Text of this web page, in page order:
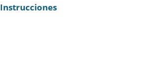
Instrucciones